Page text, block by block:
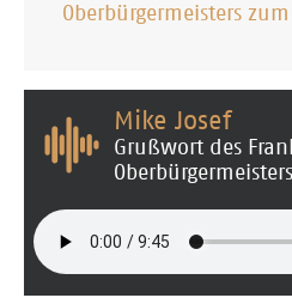
Oberbürgermeisters
Mike Josef
Grußwort des